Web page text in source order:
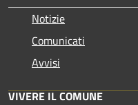
Notizie
Comunicati
Avvisi
VIVERE IL COMUNE